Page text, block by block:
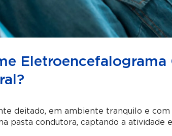
Eletroencefalograma
deitado, em ambiente tranquilo e com
pasta condutora, captando a atividade